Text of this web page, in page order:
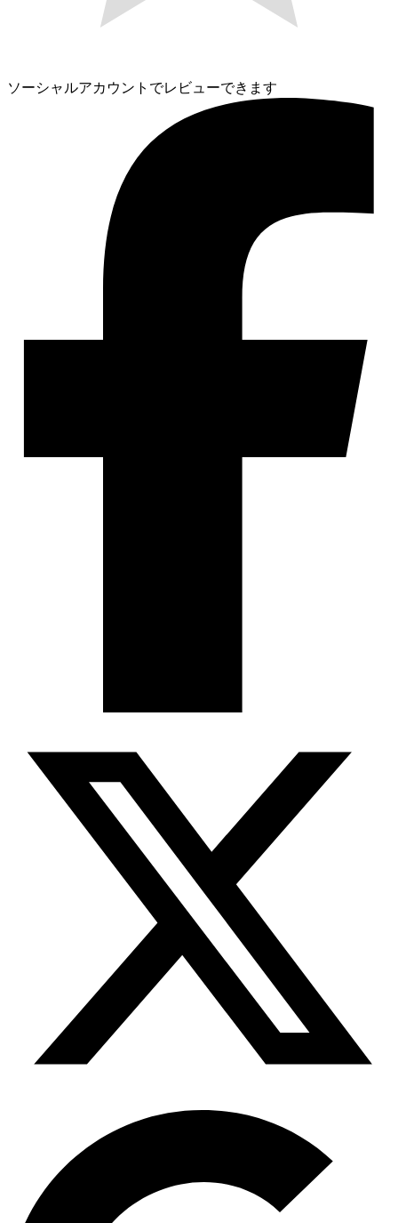
ソーシャルアカウントでレビューできます